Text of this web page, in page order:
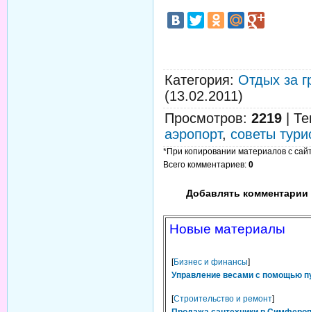
Категория: Отдых за
(13.02.2011)
Просмотров: 2219
аэропорт, советы
*При копировании материалов с
Всего комментариев: 0
Добавлять комментарии
Новые материалы
[Бизнес и финансы]
Управление весами с помощью
[Строительство и ремонт]